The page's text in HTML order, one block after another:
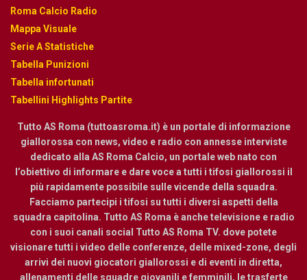
Roma Calcio Radio
Mappa Visuale
Serie A Statistiche
Tabella Punizioni
Tabella infortunati
Tabellini Highlights Partite
Tutto AS Roma (tuttoasroma.it) è un portale di informazione
giallorossa con news, video e radio con annesse interviste
dedicato alla AS Roma Calcio, un portale web nato con
l’obiettivo di informare e dare voce a tutti i tifosi giallorossi il
più rapidamente possibile sulle vicende della squadra.
Facciamo partecipi i tifosi su tutti i diversi aspetti della
squadra capitolina. Tutto AS Roma è anche televisione e radio
con i suoi canali social Tutto AS Roma TV. dove potete
visionare tutti i video delle conferenze, delle mixed-zone, degli
arrivi dei nuovi giocatori giallorossi e di eventi in diretta,
allenamenti delle squadre giovanili e femminili, le trasferte